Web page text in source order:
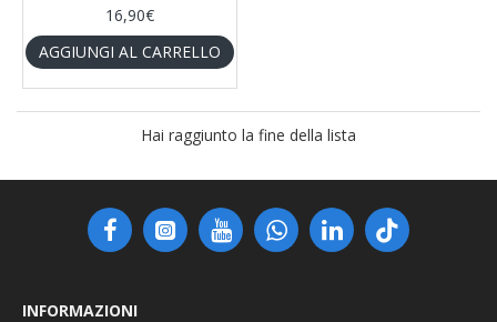
16,90€
AGGIUNGI AL CARRELLO
Hai raggiunto la fine della lista
INFORMAZIONI